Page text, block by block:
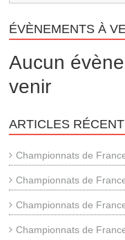
ÉVÈNEMENTS À
Aucun
venir
ARTICLES
Championnats de
Championnats de
Championnats de
Championnats de